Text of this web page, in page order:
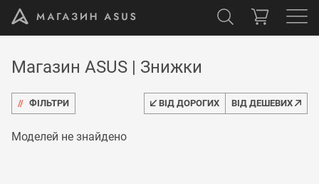
Магазин ASUS | Знижки
// ФІЛЬТРИ ВІД ДОРОГИХ ВІД ДЕШЕВИХ
Моделей не знайдено